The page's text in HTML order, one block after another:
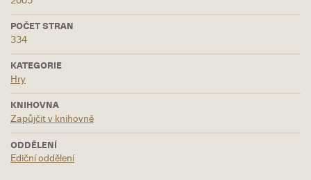
POČET STRAN
334
KATEGORIE
Hry
KNIHOVNA
Zapůjčit v knihovně
ODDĚLENÍ
Ediční oddělení